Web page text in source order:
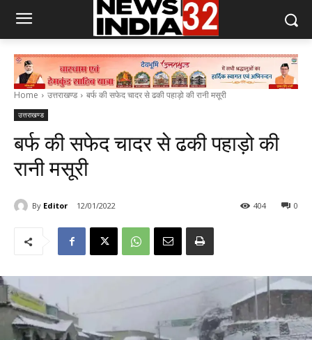
Home उत्तराखण्ड बर्फ की सफेद चादर से ढकी पहाड़ो की रानी मसूरी
उत्तराखण्ड
बर्फ की सफेद चादर से ढकी पहाड़ो की
रानी मसूरी
By Editor 12/01/2022 0
404